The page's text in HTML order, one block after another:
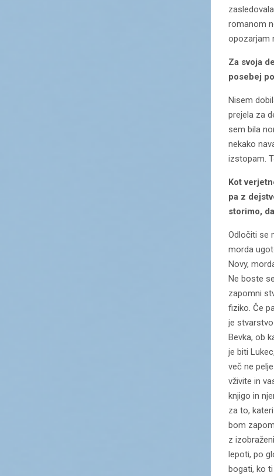
romanom
opozarjam
Za svoja
posebej
Nisem
prejela za
sem bila
nekako
izstopam.
Kot
pa z
storimo,
Odločiti se
morda
Novy,
Ne boste
zapomni
fiziko. Če
je
Bevka, ob
je biti
več ne
vživite in
knjigo in
za to,
bom
z
lepoti, po
bogati, ko